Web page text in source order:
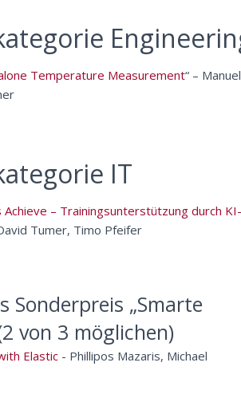
Temperature Measurement“ – Manuel
IT
Achieve – Trainingsunterstützung durch KI-
Tumer, Timo Pfeifer
Sonderpreis „Smarte
von 3 möglichen)
Elastic - Phillipos Mazaris, Michael